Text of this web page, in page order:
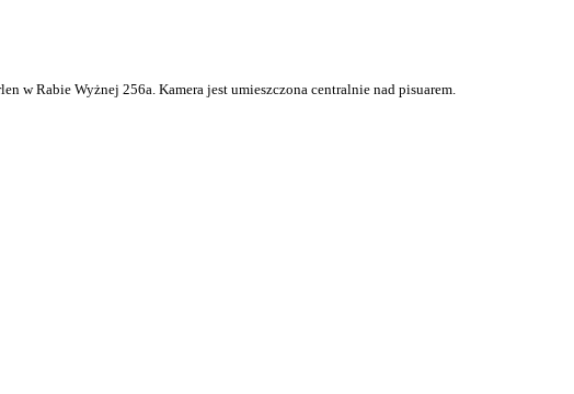
w Rabie Wyżnej 256a. Kamera jest umieszczona centralnie nad pisuarem.